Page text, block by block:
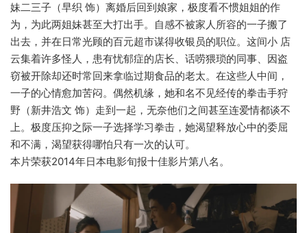
妹二三子（早织 饰）离婚后回到娘家，极度看不惯姐姐的作
为，为此两姐妹甚至大打出手。自感不被家人所容的一子搬了
出去，并在日常光顾的百元超市谋得收银员的职位。这间小 店
云集着许多怪人，患有忧郁症的店长、话唠猥琐的同事、因盗
窃被开除却还时常回来拿临过期食品的老太。在这些人中间，
一子的心情愈加苦闷。偶然机缘，她和名不见经传的拳击手狩
野（新井浩文 饰）走到一起，无奈他们之间甚至连爱情都谈不
上。极度压抑之际一子选择学习拳击，她渴望释放心中的委屈
和不满，渴望获得哪怕只有一次的认可。
本片荣获2014年日本电影旬报十佳影片第八名。